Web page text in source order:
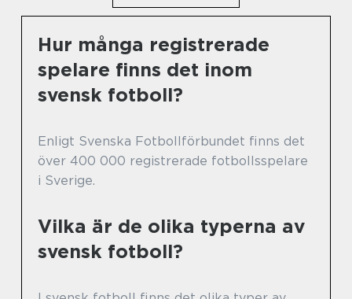
Hur många registrerade
spelare finns det inom
svensk fotboll?
Enligt Svenska Fotbollförbundet finns det
över 400 000 registrerade fotbollsspelare
i Sverige.
Vilka är de olika typerna av
svensk fotboll?